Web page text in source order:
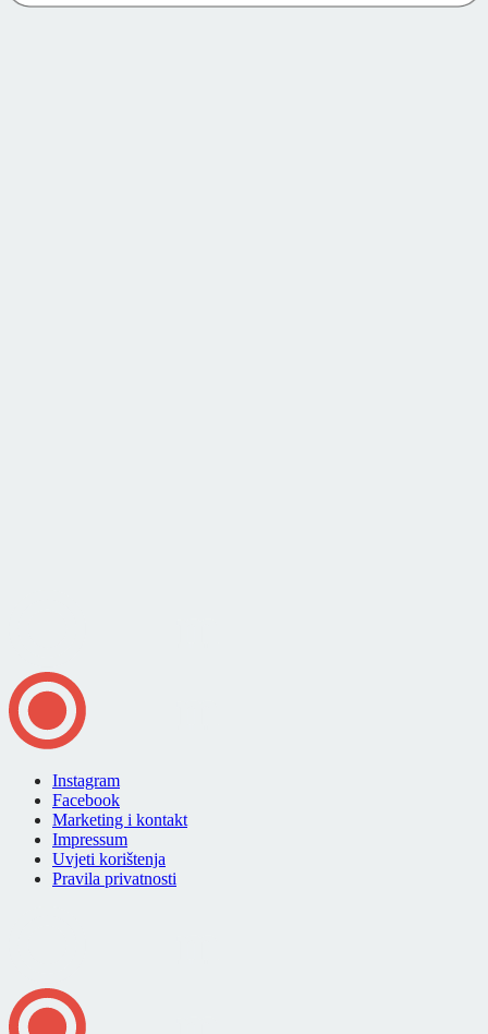
Instagram
Facebook
Marketing i kontakt
Impressum
Uvjeti korištenja
Pravila privatnosti